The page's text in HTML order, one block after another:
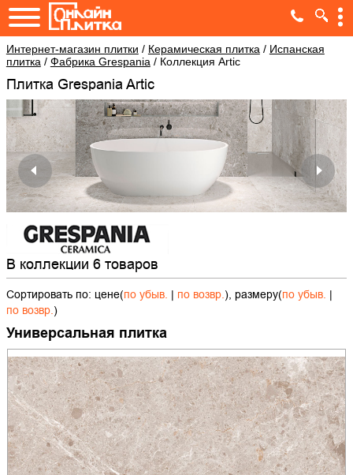
Интернет-магазин плитки / Керамическая плитка / Испанская
плитка / Фабрика Grespania / Коллекция Artic
Плитка Grespania Artic
В коллекции 6 товаров
Сортировать по: цене(по убыв. | по возвр.), размеру(по убыв. |
по возвр.)
Универсальная плитка